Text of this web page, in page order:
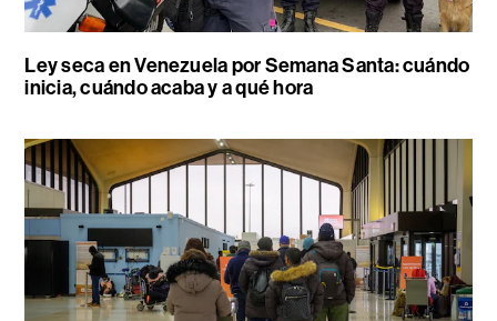
Ley seca en Venezuela por Semana Santa: cuándo
inicia, cuándo acaba y a qué hora